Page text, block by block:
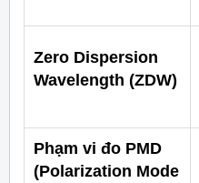
Zero Dispersion
Wavelength (ZDW)
Phạm vi đo PMD
(Polarization Mode